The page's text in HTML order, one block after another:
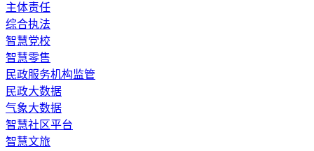
主体责任
综合执法
智慧党校
智慧零售
民政服务机构监管
民政大数据
气象大数据
智慧社区平台
智慧文旅